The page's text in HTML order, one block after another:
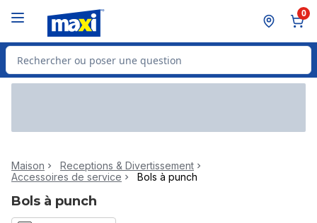
0
Rechercher des produits
Maison
Receptions & Divertissement
Accessoires de service
Bols à punch
Bols à punch